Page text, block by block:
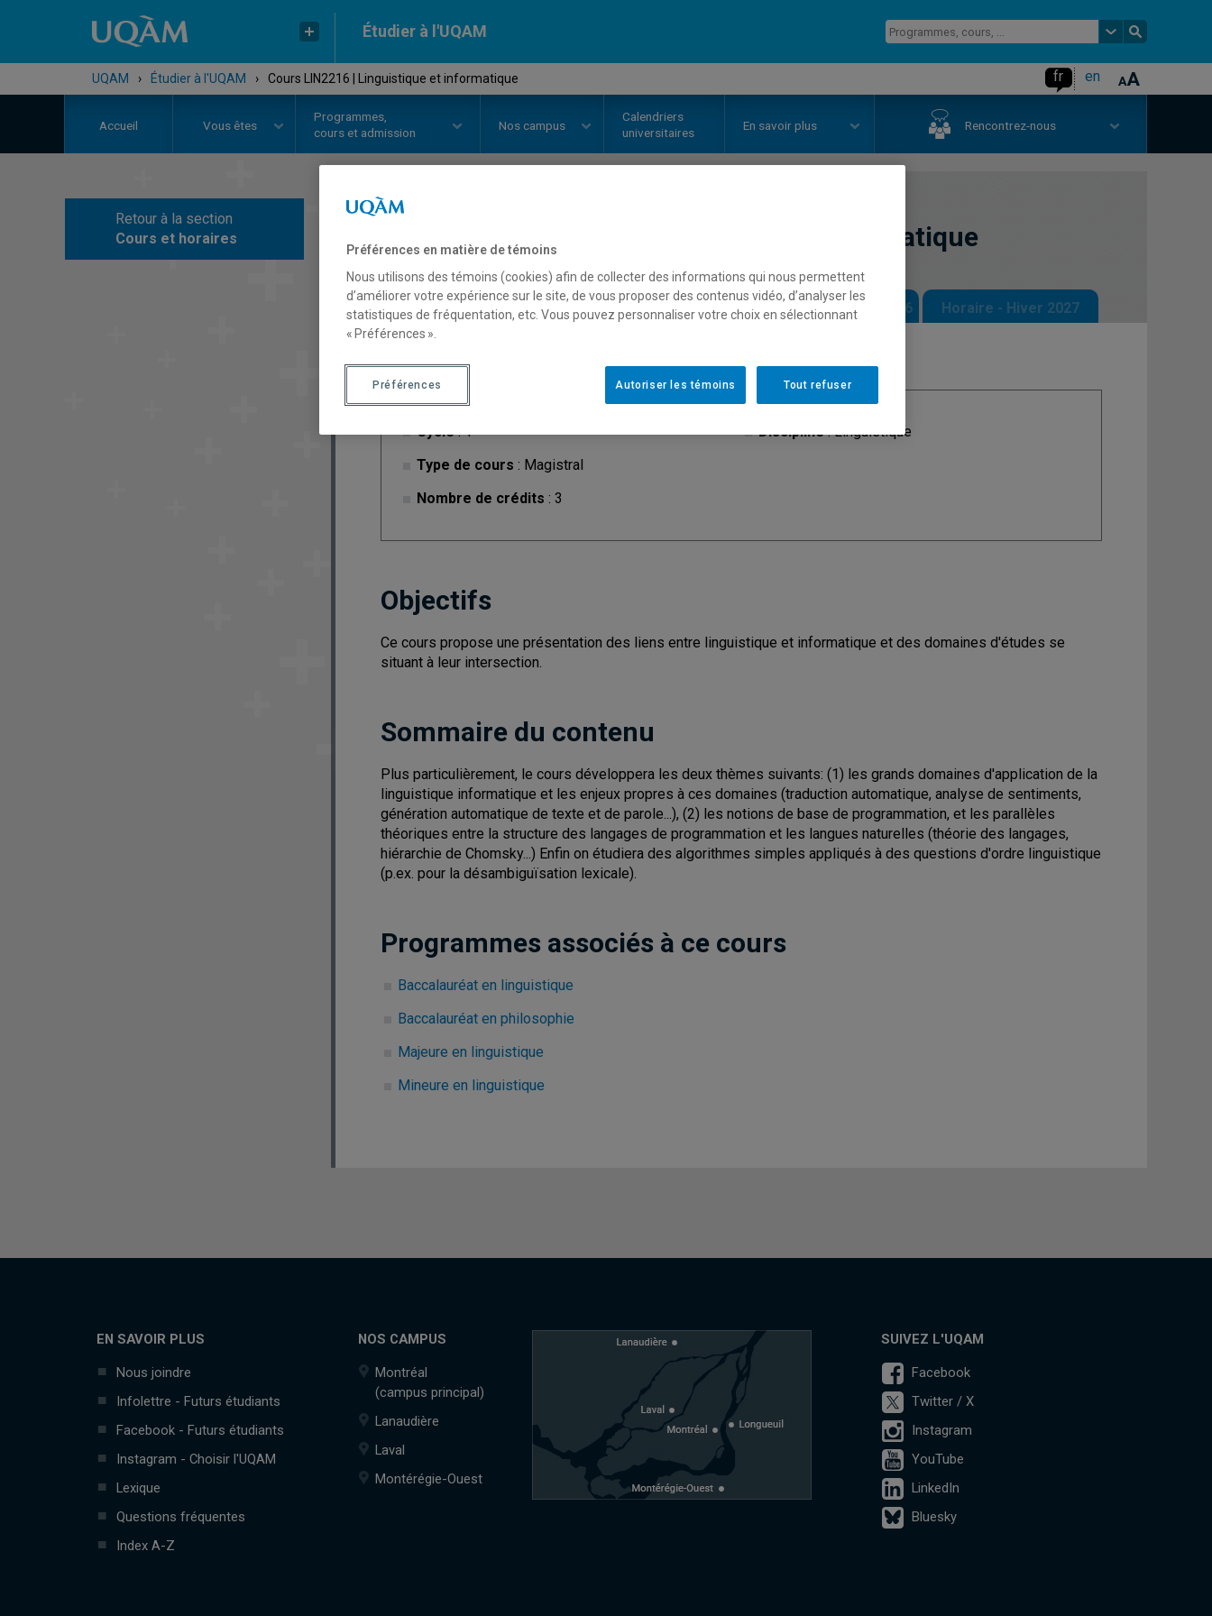
Étudier à l'UQAM
UQAM › Étudier à l'UQAM › Cours LIN2216 | Linguistique et informatique fr en
Accueil Vous êtes
Programmes,
cours et admission
Nos campus
Calendriers
universitaires
En savoir plus Rencontrez-nous
Retour à la section
Cours et horaires
COURS LIN2216 Linguistique et informatique
Description Horaire - Été 2026 Horaire - Automne 2026 Horaire - Hiver 2027
Cycle: 1
Type de cours : Magistral
Nombre de crédits : 3
Discipline: Linguistique
Objectifs
Ce cours propose une présentation des liens entre linguistique et informatique et des domaines d'études se
situant à leur intersection.
Sommaire du contenu
Plus particulièrement, le cours développera les deux thèmes suivants: (1) les grands domaines d'application de la
linguistique informatique et les enjeux propres à ces domaines (traduction automatique, analyse de sentiments,
génération automatique de texte et de parole...), (2) les notions de base de programmation, et les parallèles
théoriques entre la structure des langages de programmation et les langues naturelles (théorie des langages,
hiérarchie de Chomsky...) Enfin on étudiera des algorithmes simples appliqués à des questions d'ordre linguistique
(p.ex. pour la désambiguïsation lexicale).
Programmes associés à ce cours
Baccalauréat en linguistique
Baccalauréat en philosophie
Majeure en linguistique
Mineure en linguistique
EN SAVOIR PLUS
Nous joindre
Infolettre - Futurs étudiants
Facebook - Futurs étudiants
Instagram - Choisir l'UQAM
Lexique
Questions fréquentes
Index A-Z
NOS CAMPUS
Montréal
(campus principal)
Lanaudière
Laval
Montérégie-Ouest
SUIVEZ L'UQAM
Facebook
Twitter / X
Instagram
YouTube
LinkedIn
Bluesky
Préférences en matière de témoins
Nous utilisons des témoins (cookies) afin de collecter des informations qui nous permettent
d’améliorer votre expérience sur le site, de vous proposer des contenus vidéo, d’analyser les
statistiques de fréquentation, etc. Vous pouvez personnaliser votre choix en sélectionnant
« Préférences ».
Tout refuser
Autoriser les témoins
Préférences